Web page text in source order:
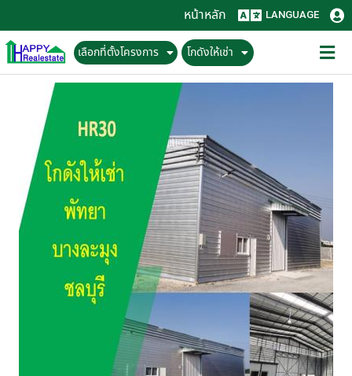
หน้าหลัก LANGUAGE
เลือกที่ตั้งโครงการ โกดังให้เช่า